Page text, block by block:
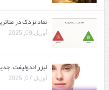
نماد نزدک در
آوریل 09, 2025
لیزر اندولیفت –
آوریل 07, 2025